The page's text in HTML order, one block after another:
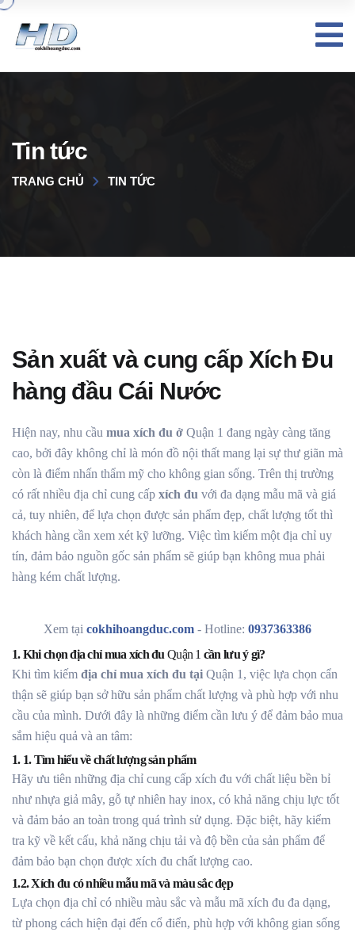
Tin tức
TRANG CHỦ TIN TỨC
Sản xuất và cung cấp Xích Đu
hàng đầu Cái Nước
Hiện nay, nhu cầu mua xích đu ở Quận 1 đang ngày càng tăng
cao, bởi đây không chỉ là món đồ nội thất mang lại sự thư giãn mà
còn là điểm nhấn thẩm mỹ cho không gian sống. Trên thị trường
có rất nhiều địa chỉ cung cấp xích đu với đa dạng mẫu mã và giá
cả, tuy nhiên, để lựa chọn được sản phẩm đẹp, chất lượng tốt thì
khách hàng cần xem xét kỹ lưỡng. Việc tìm kiếm một địa chỉ uy
tín, đảm bảo nguồn gốc sản phẩm sẽ giúp bạn không mua phải
hàng kém chất lượng.
Xem tại cokhihoangduc.com - Hotline: 0937363386
1. Khi chọn địa chỉ mua xích đu Quận 1 cần lưu ý gì?
Khi tìm kiếm địa chỉ mua xích đu tại Quận 1, việc lựa chọn cẩn
thận sẽ giúp bạn sở hữu sản phẩm chất lượng và phù hợp với nhu
cầu của mình. Dưới đây là những điểm cần lưu ý để đảm bảo mua
sắm hiệu quả và an tâm:
1. 1. Tìm hiểu về chất lượng sản phẩm
Hãy ưu tiên những địa chỉ cung cấp xích đu với chất liệu bền bỉ
như nhựa giả mây, gỗ tự nhiên hay inox, có khả năng chịu lực tốt
và đảm bảo an toàn trong quá trình sử dụng. Đặc biệt, hãy kiểm
tra kỹ về kết cấu, khả năng chịu tải và độ bền của sản phẩm để
đảm bảo bạn chọn được xích đu chất lượng cao.
1.2. Xích đu có nhiều mẫu mã và màu sắc đẹp
Lựa chọn địa chỉ có nhiều màu sắc và mẫu mã xích đu đa dạng,
từ phong cách hiện đại đến cổ điển, phù hợp với không gian sống